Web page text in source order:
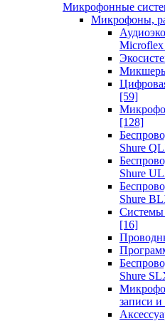
Микрофонные
Микрофоны,
Microflex
Микшеры
[59]
[128]
Shure
Shure
Shure
Системы
[16]
Shure
записи и